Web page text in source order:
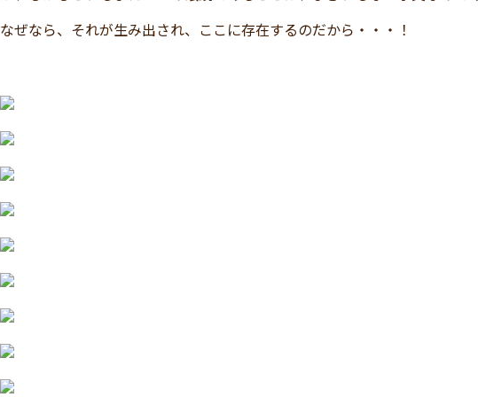
なぜなら、それが生み出され、ここに存在するのだから・・・！